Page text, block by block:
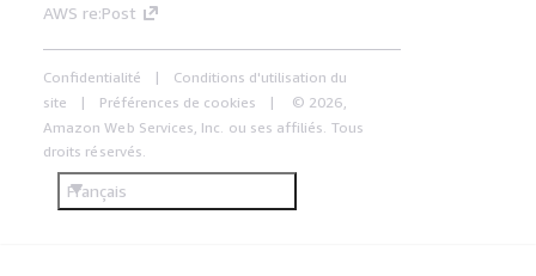
AWS re:Post
Confidentialité
Conditions d'utilisation du
site
Préférences de cookies
© 2026,
Amazon Web Services, Inc. ou ses affiliés. Tous
droits réservés.
Français